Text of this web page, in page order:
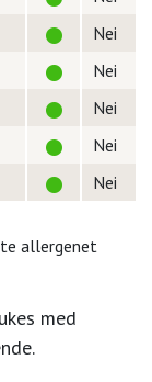
Nei
Nei
Nei
Nei
Nei
allergenet
med